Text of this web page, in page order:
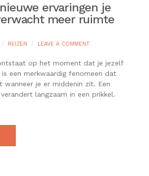
ervaringen je
meer ruimte
REIZEN LEAVE A COMMENTON
NIEUWE
ERVARINGEN
JE
LEVEN
ONVERWACHT
op het moment dat je jezelf
een merkwaardig fenomeen dat
wanneer je er middenin zit. Een
langzaam in een prikkel.